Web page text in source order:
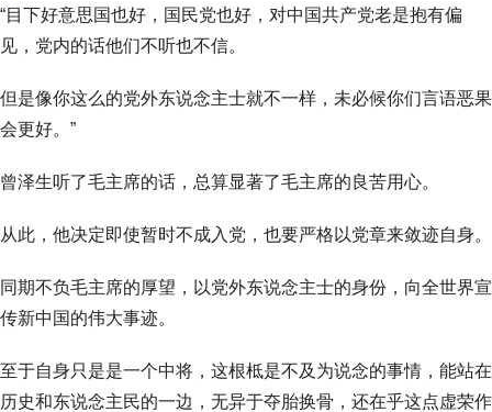
“目下好意思国也好，国民党也好，对中国共产党老是抱有偏
见，党内的话他们不听也不信。
但是像你这么的党外东说念主士就不一样，未必候你们言语恶果
会更好。”
曾泽生听了毛主席的话，总算显著了毛主席的良苦用心。
从此，他决定即使暂时不成入党，也要严格以党章来敛迹自身。
同期不负毛主席的厚望，以党外东说念主士的身份，向全世界宣
传新中国的伟大事迹。
至于自身只是是一个中将，这根柢是不及为说念的事情，能站在
历史和东说念主民的一边，无异于夺胎换骨，还在乎这点虚荣作